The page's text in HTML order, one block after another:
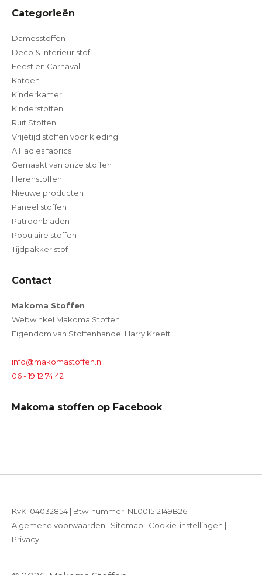
Categorieën
Damesstoffen
Deco & Interieur stof
Feest en Carnaval
Katoen
Kinderkamer
Kinderstoffen
Ruit Stoffen
Vrijetijd stoffen voor kleding
All ladies fabrics
Gemaakt van onze stoffen
Herenstoffen
Nieuwe producten
Paneel stoffen
Patroonbladen
Populaire stoffen
Tijdpakker stof
Contact
Makoma Stoffen
Webwinkel Makoma Stoffen
Eigendom van Stoffenhandel Harry Kreeft
info@makomastoffen.nl
06 - 19 12 74 42
Makoma stoffen op Facebook
KvK: 04032854 | Btw-nummer: NL001512149B26
Algemene voorwaarden | Sitemap | Cookie-instellingen |
Privacy